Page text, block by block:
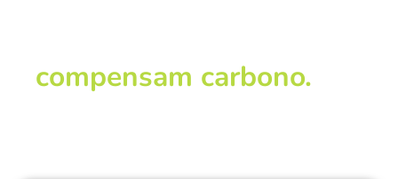
compensam carbono.